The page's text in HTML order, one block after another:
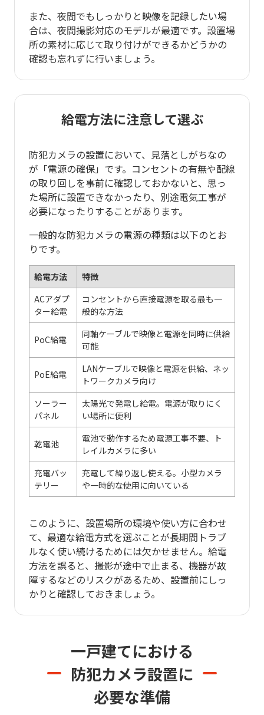
また、夜間でもしっかりと映像を記録したい場
合は、夜間撮影対応のモデルが最適です。設置場
所の素材に応じて取り付けができるかどうかの
確認も忘れずに行いましょう。
給電方法に注意して選ぶ
防犯カメラの設置において、見落としがちなの
が「電源の確保」です。コンセントの有無や配線
の取り回しを事前に確認しておかないと、思っ
た場所に設置できなかったり、別途電気工事が
必要になったりすることがあります。
一般的な防犯カメラの電源の種類は以下のとお
りです。
給電方法
特徴
ACアダプ
ター給電
コンセントから直接電源を取る最も一
般的な方法
PoC給電
同軸ケーブルで映像と電源を同時に供給
可能
PoE給電
LANケーブルで映像と電源を供給、ネッ
トワークカメラ向け
ソーラー
パネル
太陽光で発電し給電。電源が取りにく
い場所に便利
乾電池
電池で動作するため電源工事不要、ト
レイルカメラに多い
充電バッ
テリー
充電して繰り返し使える。小型カメラ
や一時的な使用に向いている
このように、設置場所の環境や使い方に合わせ
て、最適な給電方式を選ぶことが長期間トラブ
ルなく使い続けるためには欠かせません。給電
方法を誤ると、撮影が途中で止まる、機器が故
障するなどのリスクがあるため、設置前にしっ
かりと確認しておきましょう。
一戸建てにおける
防犯カメラ設置に
必要な準備